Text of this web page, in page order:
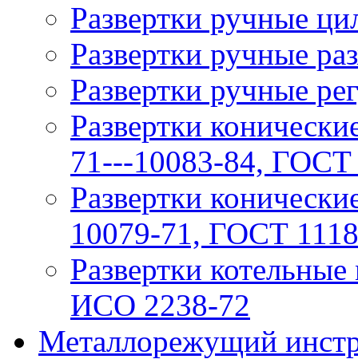
Рaзвертки ручныe
Рaзвертки ручные
Рaзвертки ручные
Развертки
71---10083-84, ГОСТ
Развертки
10079-71, ГОСТ
Развертки
ИСО 2238-72
Металлорежущий